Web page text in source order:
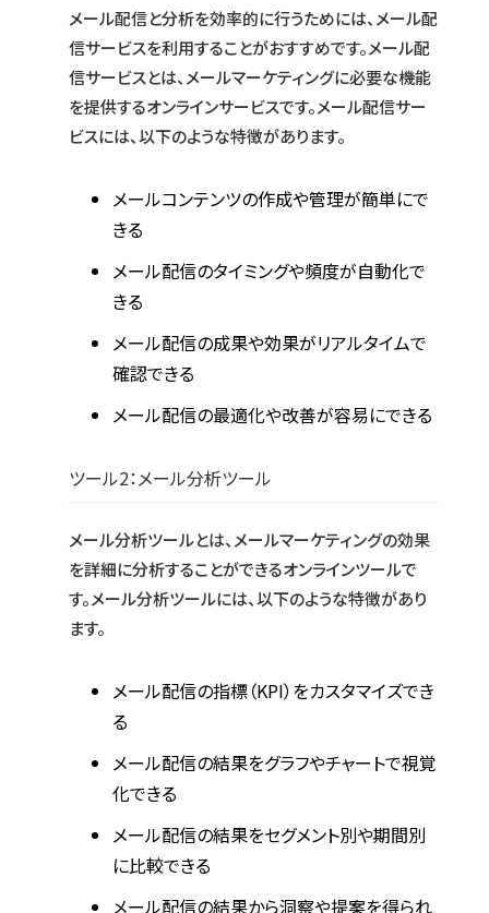
メール配信と分析を効率的に行うためには、メール配
信サービスを利用することがおすすめです。メール配
信サービスとは、メールマーケティングに必要な機能
を提供するオンラインサービスです。メール配信サー
ビスには、以下のような特徴があります。
メールコンテンツの作成や管理が簡単にで
きる
メール配信のタイミングや頻度が自動化で
きる
メール配信の成果や効果がリアルタイムで
確認できる
メール配信の最適化や改善が容易にできる
ツール2：メール分析ツール
メール分析ツールとは、メールマーケティングの効果
を詳細に分析することができるオンラインツールで
す。メール分析ツールには、以下のような特徴があり
ます。
メール配信の指標（KPI）をカスタマイズでき
る
メール配信の結果をグラフやチャートで視覚
化できる
メール配信の結果をセグメント別や期間別
に比較できる
メール配信の結果から洞察や提案を得られ